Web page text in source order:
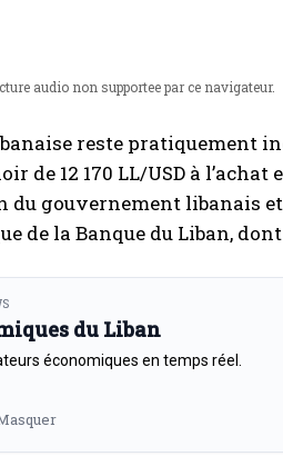
audio non supportee par ce navigateur.
reste pratiquement
de 12 170 LL/USD à
gouvernement libanais
de la Banque du Liban,
du Liban
économiques en temps réel.